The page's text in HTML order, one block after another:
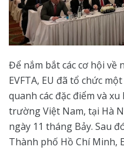
Để nắm bắt các cơ hội
EVFTA, EU đã tổ chức
quanh các đặc điểm và
trường Việt Nam, tại Hà
ngày 11 tháng Bảy. Sau
Thành phố Hồ Chí Minh,